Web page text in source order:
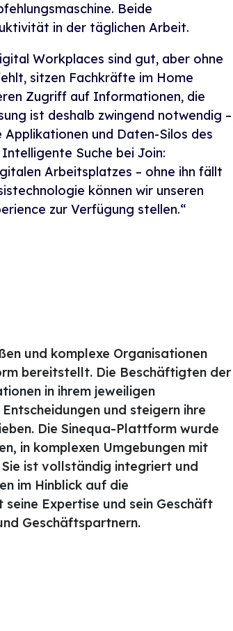
Beide
in der täglichen Arbeit.
Workplaces sind gut, aber ohne
sitzen Fachkräfte im Home
Zugriff auf Informationen, die
ist deshalb zwingend notwendig –
und Daten-Silos des
Suche bei Join:
Arbeitsplatzes – ohne ihn fällt
können wir unseren
zur Verfügung stellen.“
und komplexe Organisationen
bereitstellt. Die Beschäftigten der
in ihrem jeweiligen
und steigern ihre
Die Sinequa-Plattform wurde
in komplexen Umgebungen mit
ist vollständig integriert und
im Hinblick auf die
Expertise und sein Geschäft
Geschäftspartnern.